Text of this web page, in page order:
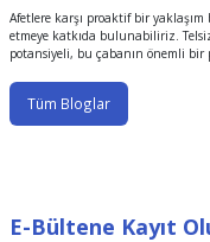
Afetlere karşı proaktif bir
etmeye katkıda bulunabiliriz.
potansiyeli, bu çabanın önemli bir
Tüm Bloglar
E-Bültene Kayıt